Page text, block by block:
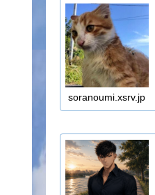
soranoumi.xsrv.jp